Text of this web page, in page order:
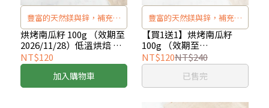
豐富的天然鎂與鋅，補充日
常礦物質所需
烘烤南瓜籽 100g （效期至
2026/11/28）低溫烘焙 無
添加堅果
NT$120
加入購物車
豐富的天然鎂與鋅，補充日
常礦物質所需
【買1送1】烘烤南瓜籽
100g （效期至
2026/9/14）x2入
NT$120NT$240
已售完